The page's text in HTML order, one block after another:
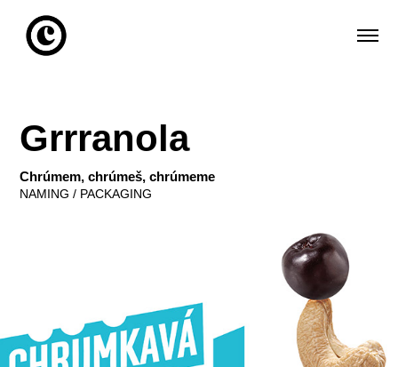
Grrranola
Chrúmem, chrúmeš, chrúmeme
NAMING / PACKAGING